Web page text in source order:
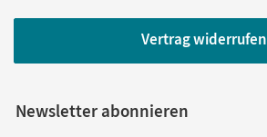
Vertrag widerrufen
Newsletter abonnieren